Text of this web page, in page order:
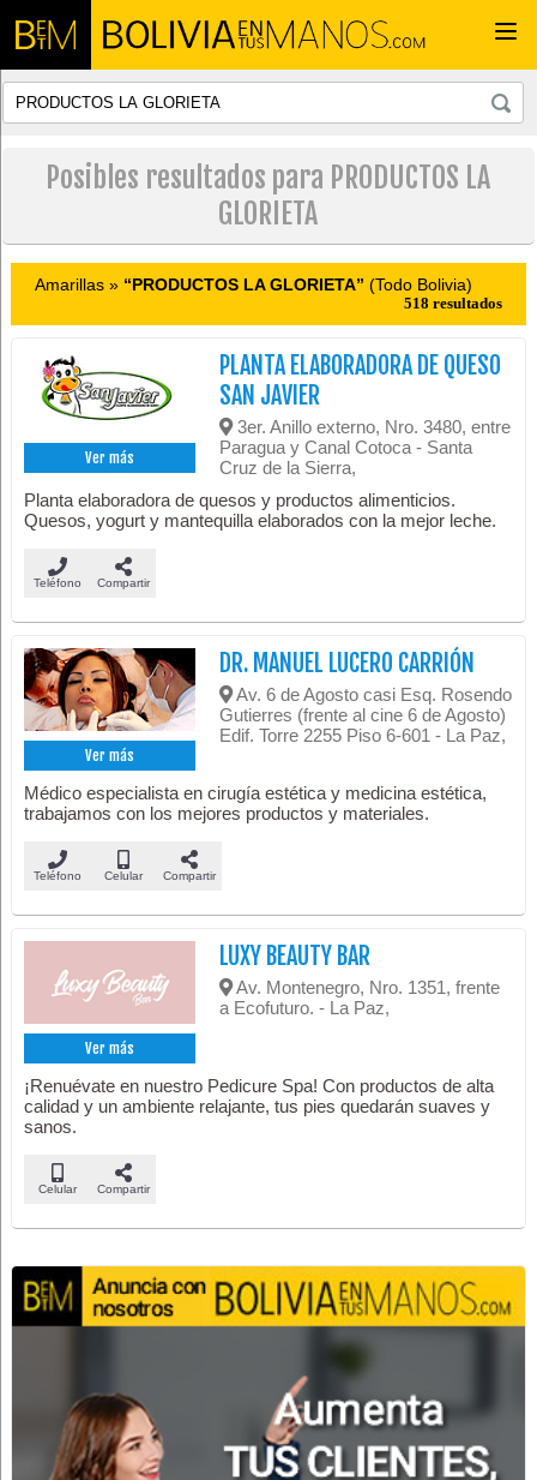
Posibles resultados para PRODUCTOS LA
GLORIETA
Amarillas » “PRODUCTOS LA GLORIETA” (Todo Bolivia)
518 resultados
Ver más
PLANTA ELABORADORA DE QUESO
SAN JAVIER
3er. Anillo externo, Nro. 3480, entre
Paragua y Canal Cotoca - Santa
Cruz de la Sierra,
Planta elaboradora de quesos y productos alimenticios.
Quesos, yogurt y mantequilla elaborados con la mejor leche.
Teléfono Compartir
Ver más
DR. MANUEL LUCERO CARRIÓN
Av. 6 de Agosto casi Esq. Rosendo
Gutierres (frente al cine 6 de Agosto)
Edif. Torre 2255 Piso 6-601 - La Paz,
Médico especialista en cirugía estética y medicina estética,
trabajamos con los mejores productos y materiales.
Teléfono Celular Compartir
Ver más
LUXY BEAUTY BAR
Av. Montenegro, Nro. 1351, frente
a Ecofuturo. - La Paz,
¡Renuévate en nuestro Pedicure Spa! Con productos de alta
calidad y un ambiente relajante, tus pies quedarán suaves y
sanos.
Celular Compartir